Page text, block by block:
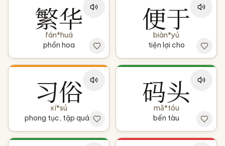
繁华
fán*huá
phồn hoa
便于
biàn*yú
tiện lợi cho
习俗
xí*sú
phong tục, tập quán
码头
mǎ*tóu
bến tàu